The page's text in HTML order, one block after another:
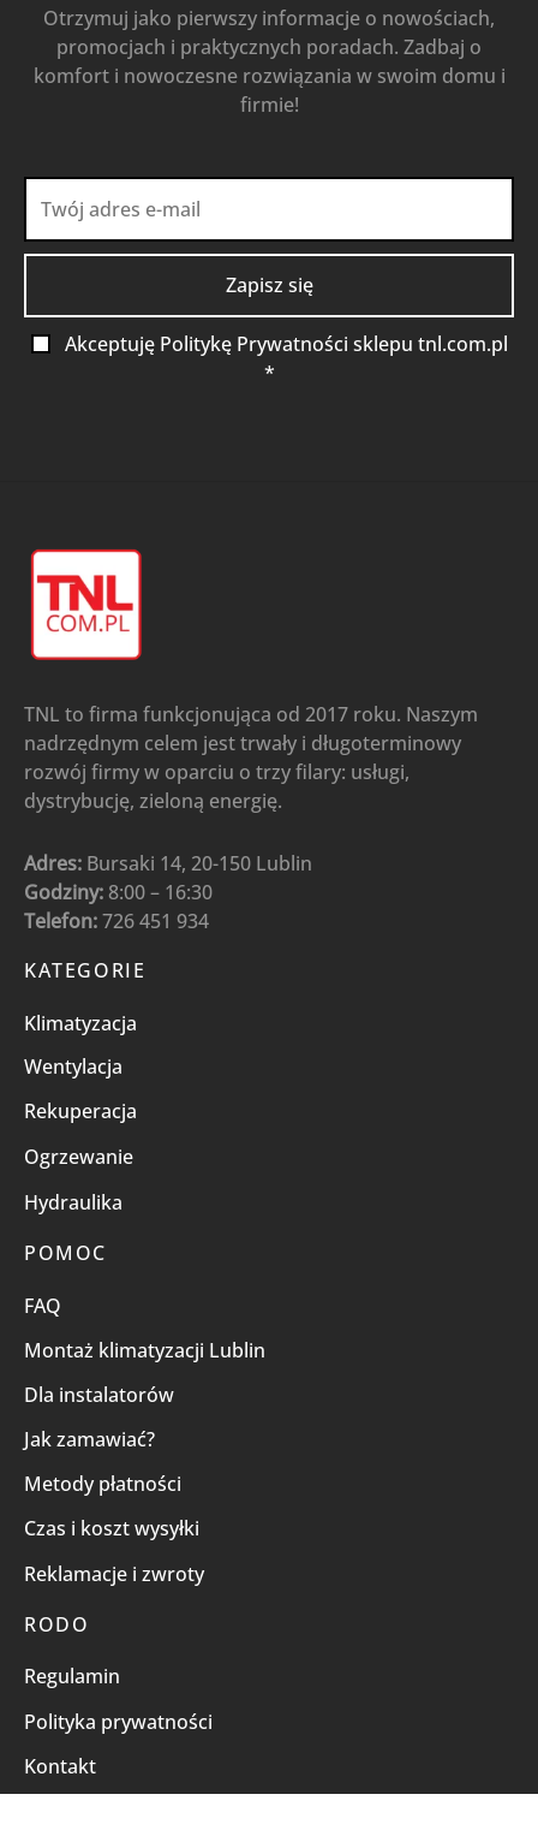
Otrzymuj jako pierwszy informacje o nowościach,
promocjach i praktycznych poradach. Zadbaj o
komfort i nowoczesne rozwiązania w swoim domu i
firmie!
Akceptuję Politykę Prywatności sklepu tnl.com.pl
*
TNL to firma funkcjonująca od 2017 roku. Naszym
nadrzędnym celem jest trwały i długoterminowy
rozwój firmy w oparciu o trzy filary: usługi,
dystrybucję, zieloną energię.
Adres: Bursaki 14, 20-150 Lublin
Godziny: 8:00 – 16:30
Telefon:726 451 934
KATEGORIE
Klimatyzacja
Wentylacja
Rekuperacja
Ogrzewanie
Hydraulika
POMOC
FAQ
Montaż klimatyzacji Lublin
Dla instalatorów
Jak zamawiać?
Metody płatności
Czas i koszt wysyłki
Reklamacje i zwroty
RODO
Regulamin
Polityka prywatności
Kontakt